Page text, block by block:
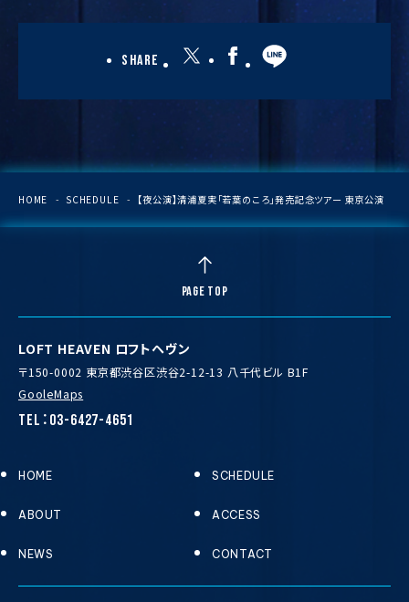
Share
HOME SCHEDULE 【夜公演】清浦夏実「若葉のころ」発売記念ツアー 東京公演
LOFT HEAVEN ロフトヘヴン
〒150-0002 東京都渋谷区渋谷2-12-13 八千代ビル B1F
GooleMaps
TEL：03-6427-4651
HOME SCHEDULE
ABOUT ACCESS
NEWS CONTACT
PAGE TOP